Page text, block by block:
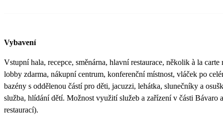
Vybavení
Vstupní hala, recepce, směnárna, hlavní restaurace, několik à la
lobby zdarma, nákupní centrum, konferenční místnost, vláček po
bazény s oddělenou částí pro děti, jacuzzi, lehátka, slunečníky a
služba, hlídání dětí. Možnost využití služeb a zařízení v části Bávaro
restaurací).